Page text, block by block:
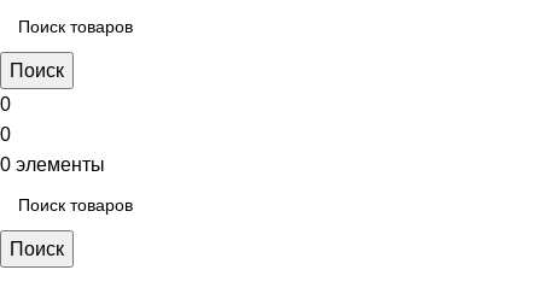
Поиск
0
0
0 элементы
Поиск